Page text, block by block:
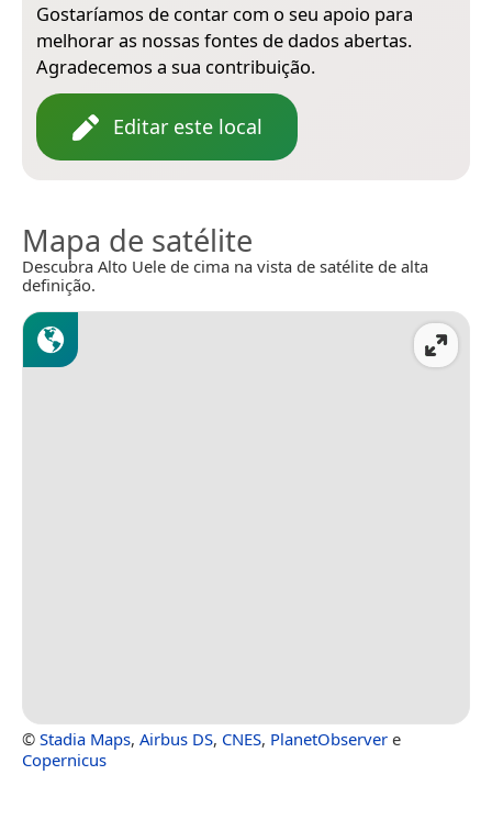
Gostaríamos de contar com o seu apoio para
melhorar as nossas fontes de dados abertas.
Agradecemos a sua contribuição.
Editar este local
Mapa de satélite
Descubra Alto Uele de cima na vista de satélite de alta
definição.
© Stadia Maps, Airbus DS, CNES, PlanetObserver e
Copernicus